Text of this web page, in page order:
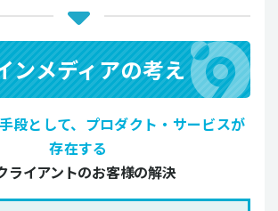
ンメディアの考え
段として、プロダクト・サービスが
存在する
ライアントのお客様の解決